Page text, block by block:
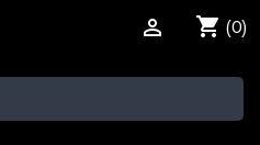
shopping_cart (0)
